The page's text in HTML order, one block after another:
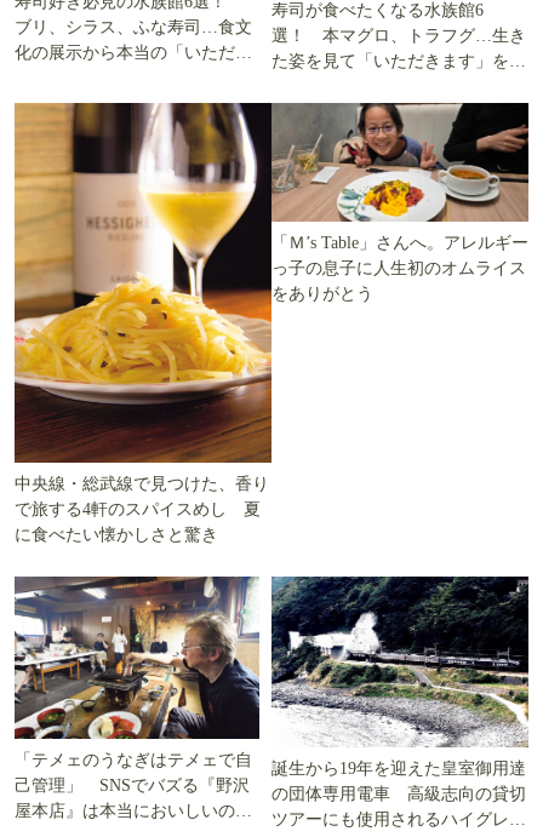
ブリ、シラス、ふな寿司…食文
化の展示から本当の「いただき
寿司が食べたくなる水族館6
選！ 本マグロ、トラフグ…生き
た姿を見て「いただきます」を考
中央線・総武線で見つけた、香り
で旅する4軒のスパイスめし 夏
に食べたい懐かしさと驚き
「Ｍ’s Table」さんへ。アレルギー
っ子の息子に人生初のオムライス
をありがとう
「テメェのうなぎはテメェで自
己管理」 SNSでバズる『野沢
屋本店』は本当においしいの
誕生から19年を迎えた皇室御用達
の団体専用電車 高級志向の貸切
ツアーにも使用されるハイグレー